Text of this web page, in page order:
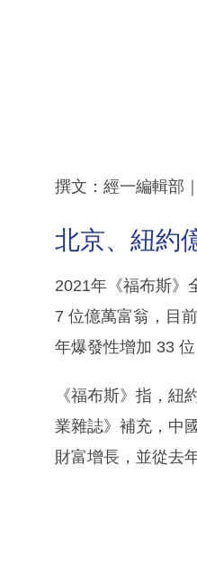
撰文：經一編輯部
北京、紐約
2021年《福布斯》
7 位億萬富翁，目
年爆發性增加 33
《福布斯》指，
業雜誌》補充，中
財富增長，並從去